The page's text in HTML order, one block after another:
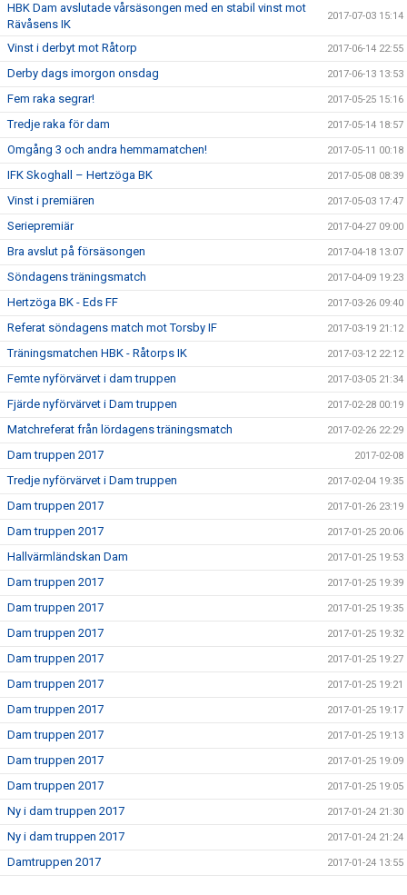
HBK Dam avslutade vårsäsongen med en stabil vinst mot
Rävåsens IK
2017-07-03 15:14
Vinst i derbyt mot Råtorp 2017-06-14 22:55
Derby dags imorgon onsdag 2017-06-13 13:53
Fem raka segrar! 2017-05-25 15:16
Tredje raka för dam 2017-05-14 18:57
Omgång 3 och andra hemmamatchen! 2017-05-11 00:18
IFK Skoghall – Hertzöga BK 2017-05-08 08:39
Vinst i premiären 2017-05-03 17:47
Seriepremiär 2017-04-27 09:00
Bra avslut på försäsongen 2017-04-18 13:07
Söndagens träningsmatch 2017-04-09 19:23
Hertzöga BK - Eds FF 2017-03-26 09:40
Referat söndagens match mot Torsby IF 2017-03-19 21:12
Träningsmatchen HBK - Råtorps IK 2017-03-12 22:12
Femte nyförvärvet i dam truppen 2017-03-05 21:34
Fjärde nyförvärvet i Dam truppen 2017-02-28 00:19
Matchreferat från lördagens träningsmatch 2017-02-26 22:29
Dam truppen 2017 2017-02-08
Tredje nyförvärvet i Dam truppen 2017-02-04 19:35
Dam truppen 2017 2017-01-26 23:19
Dam truppen 2017 2017-01-25 20:06
Hallvärmländskan Dam 2017-01-25 19:53
Dam truppen 2017 2017-01-25 19:39
Dam truppen 2017 2017-01-25 19:35
Dam truppen 2017 2017-01-25 19:32
Dam truppen 2017 2017-01-25 19:27
Dam truppen 2017 2017-01-25 19:21
Dam truppen 2017 2017-01-25 19:17
Dam truppen 2017 2017-01-25 19:13
Dam truppen 2017 2017-01-25 19:09
Dam truppen 2017 2017-01-25 19:05
Ny i dam truppen 2017 2017-01-24 21:30
Ny i dam truppen 2017 2017-01-24 21:24
Damtruppen 2017 2017-01-24 13:55